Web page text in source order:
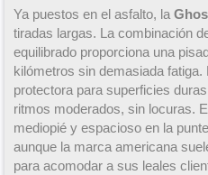
Ya puestos en el asfalto, la
tiradas largas. La combinación
equilibrado proporciona una
kilómetros sin demasiada
protectora para superficies
ritmos moderados, sin locuras.
mediopié y espacioso en la
aunque la marca americana
para acomodar a sus leales